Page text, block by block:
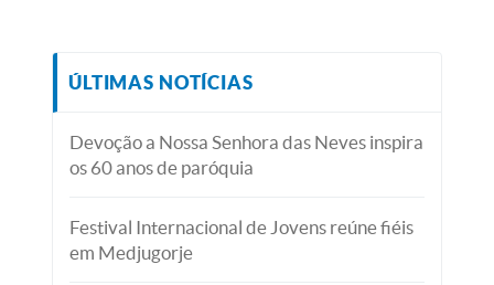
ÚLTIMAS NOTÍCIAS
Devoção a Nossa Senhora das Neves inspira
os 60 anos de paróquia
Festival Internacional de Jovens reúne fiéis
em Medjugorje